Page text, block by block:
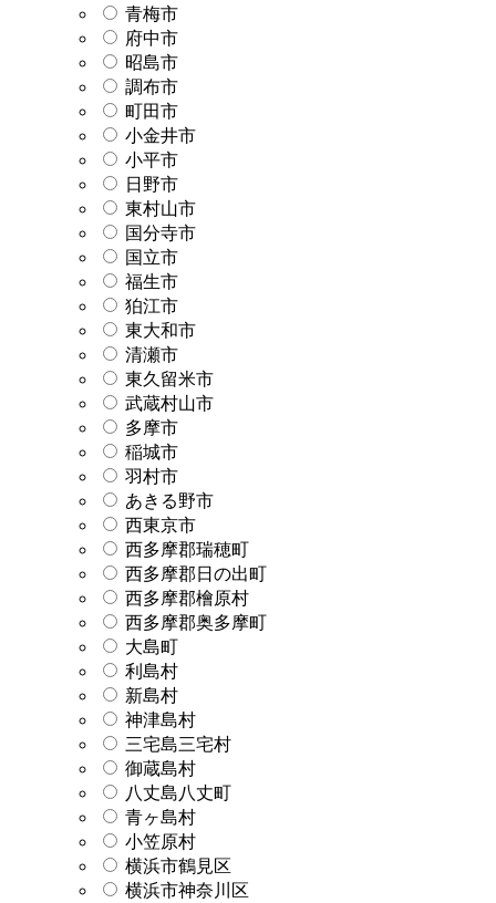
青梅市
府中市
昭島市
調布市
町田市
小金井市
小平市
日野市
東村山市
国分寺市
国立市
福生市
狛江市
東大和市
清瀬市
東久留米市
武蔵村山市
多摩市
稲城市
羽村市
あきる野市
西東京市
西多摩郡瑞穂町
西多摩郡日の出町
西多摩郡檜原村
西多摩郡奥多摩町
大島町
利島村
新島村
神津島村
三宅島三宅村
御蔵島村
八丈島八丈町
青ヶ島村
小笠原村
横浜市鶴見区
横浜市神奈川区